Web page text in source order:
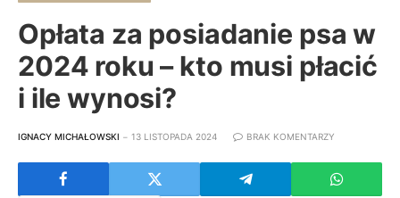
Opłata za posiadanie psa w
2024 roku – kto musi płacić
i ile wynosi?
IGNACY MICHAŁOWSKI 13 LISTOPADA 2024 BRAK KOMENTARZY